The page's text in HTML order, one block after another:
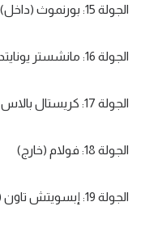
الجولة 15: بورنموث (داخل)
الجولة 16: مانشستر يونايتد (داخل)
الجولة 17: كريستال بالاس (خارج)
الجولة 18: فولام (خارج)
الجولة 19: إبسويتش تاون (داخل)